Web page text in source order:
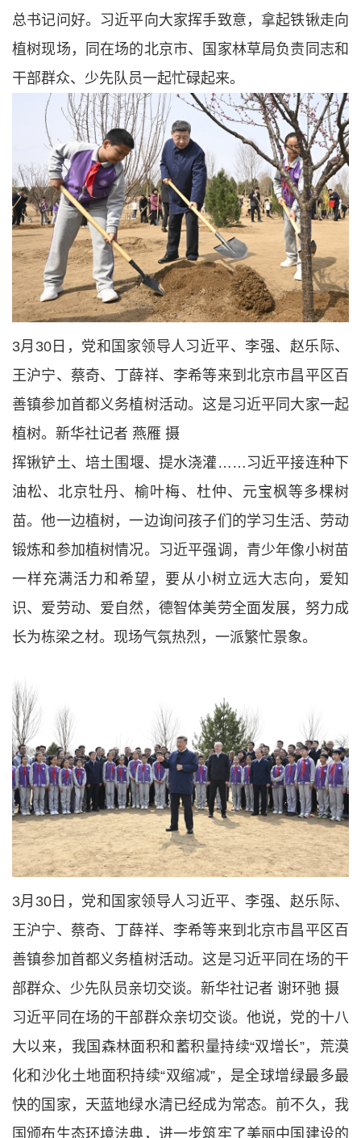
总书记问好。习近平向大家挥手致意，拿起铁锹走向
植树现场，同在场的北京市、国家林草局负责同志和
干部群众、少先队员一起忙碌起来。
3月30日，党和国家领导人习近平、李强、赵乐际、
王沪宁、蔡奇、丁薛祥、李希等来到北京市昌平区百
善镇参加首都义务植树活动。这是习近平同大家一起
植树。新华社记者 燕雁 摄
挥锹铲土、培土围堰、提水浇灌……习近平接连种下
油松、北京牡丹、榆叶梅、杜仲、元宝枫等多棵树
苗。他一边植树，一边询问孩子们的学习生活、劳动
锻炼和参加植树情况。习近平强调，青少年像小树苗
一样充满活力和希望，要从小树立远大志向，爱知
识、爱劳动、爱自然，德智体美劳全面发展，努力成
长为栋梁之材。现场气氛热烈，一派繁忙景象。
3月30日，党和国家领导人习近平、李强、赵乐际、
王沪宁、蔡奇、丁薛祥、李希等来到北京市昌平区百
善镇参加首都义务植树活动。这是习近平同在场的干
部群众、少先队员亲切交谈。新华社记者 谢环驰 摄
习近平同在场的干部群众亲切交谈。他说，党的十八
大以来，我国森林面积和蓄积量持续“双增长”，荒漠
化和沙化土地面积持续“双缩减”，是全球增绿最多最
快的国家，天蓝地绿水清已经成为常态。前不久，我
国颁布生态环境法典，进一步筑牢了美丽中国建设的